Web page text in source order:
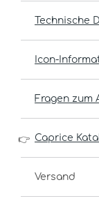
Technische
Icon-
Fragen zum
👉 Caprice
Versand